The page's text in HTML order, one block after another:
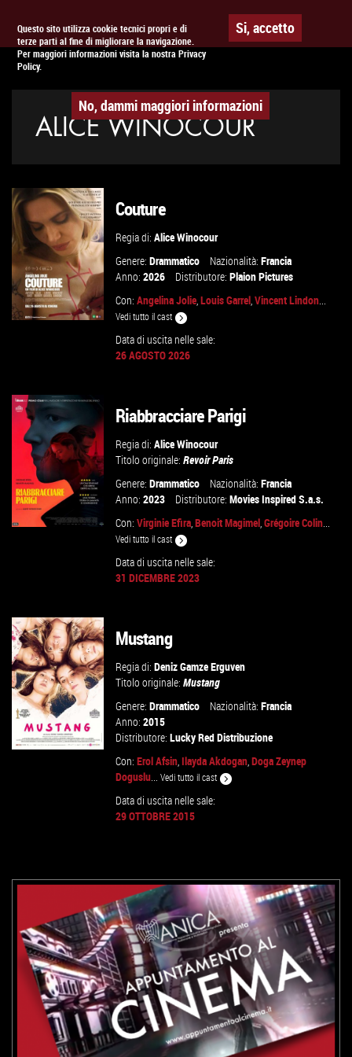
Questo sito utilizza cookie tecnici propri e di
terze parti al fine di migliorare la navigazione.
Per maggiori informazioni visita la nostra Privacy
Policy.
Si, accetto
No, dammi maggiori informazioni
APPUNTAMENTO AL CINEMA
ALICE WINOCOUR
VAI ALLA SCHEDA
Couture
Regia di:Alice Winocour
Genere:Drammatico Nazionalità:Francia
Anno:2026 Distributore:Plaion Pictures
Con:Angelina Jolie,Louis Garrel,Vincent Lindon...
Vedi tutto il cast
Data di uscita nelle sale:
26 AGOSTO 2026
VAI ALLA SCHEDA
Riabbracciare Parigi
Regia di:Alice Winocour
Titolo originale:Revoir Paris
Genere:Drammatico Nazionalità:Francia
Anno:2023 Distributore:Movies Inspired S.a.s.
Con:Virginie Efira,Benoit Magimel,Grégoire Colin...
Vedi tutto il cast
Data di uscita nelle sale:
31 DICEMBRE 2023
Mustang
Regia di:Deniz Gamze Erguven
Titolo originale:Mustang
Genere:Drammatico Nazionalità:Francia
Anno:2015
Distributore:Lucky Red Distribuzione
Con:Erol Afsin,Ilayda Akdogan,Doga Zeynep
Doguslu...Vedi tutto il cast
Data di uscita nelle sale:
29 OTTOBRE 2015